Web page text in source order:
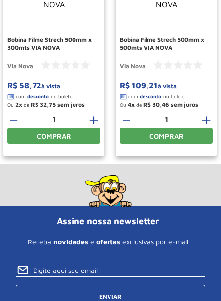
Bobina Filme Strech 500mm x
300mts VIA NOVA
Via Nova
R$ 58,72à vista
Ou 2 de R$ 32,75
＋
－
COMPRAR
Bobina Filme Strech 500mm x
500mts VIA NOVA
Via Nova
R$ 109,21à vista
Ou 4 de R$ 30,46
＋
－
COMPRAR
Assine nossa newsletter
Receba novidades e ofertas exclusivas por e-mail
ENVIAR
Roda